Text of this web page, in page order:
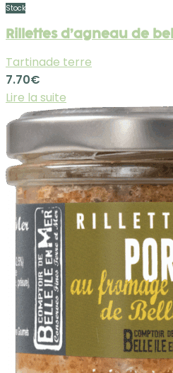
Stock
Rillettes d’agneau de
Tartinade terre
7.70€
Lire la suite